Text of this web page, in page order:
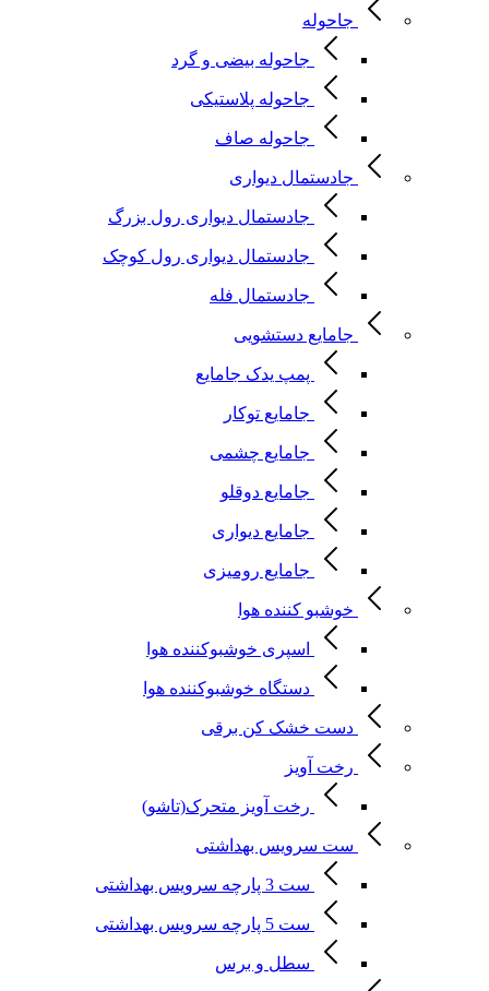
جاحوله
جاحوله بیضی و گرد
جاحوله پلاستیکی
جاحوله صاف
جادستمال دیواری
جادستمال دیواری رول بزرگ
جادستمال دیواری رول کوچک
جادستمال فله
جامایع دستشویی
پمپ یدک جامایع
جامایع توکار
جامایع چشمی
جامایع دوقلو
جامایع دیواری
جامایع رومیزی
خوشبو کننده هوا
اسپری خوشبوکننده هوا
دستگاه خوشبوکننده هوا
دست خشک کن برقی
رخت آویز
رخت آویز متحرک(تاشو)
ست سرویس بهداشتی
ست 3 پارچه سرویس بهداشتی
ست 5 پارچه سرویس بهداشتی
سطل و برس